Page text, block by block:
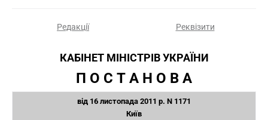
Редакції Реквізити
КАБІНЕТ МІНІСТРІВ УКРАЇНИ
П О С Т А Н О В А
від 16 листопада 2011 р. N 1171
Київ